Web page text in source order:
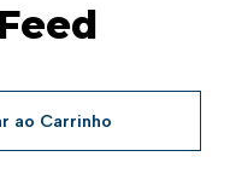
ao Carrinho